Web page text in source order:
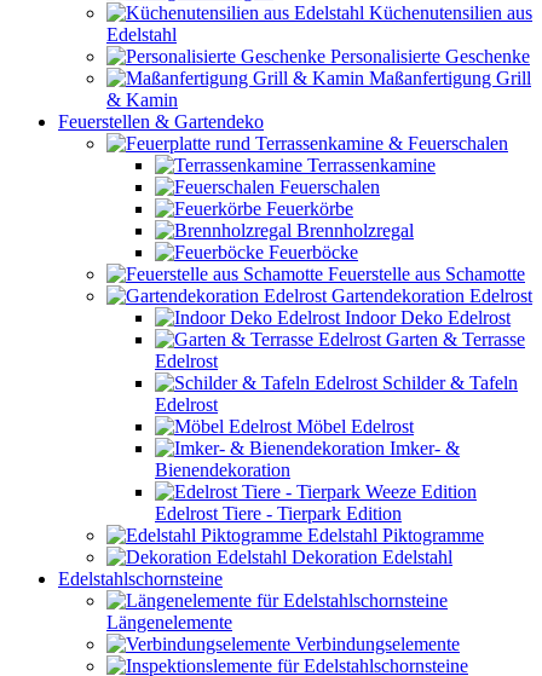
Küchenutensilien aus
Edelstahl
Personalisierte Geschenke
Maßanfertigung Grill
& Kamin
Feuerstellen & Gartendeko
Terrassenkamine & Feuerschalen
Terrassenkamine
Feuerschalen
Feuerkörbe
Brennholzregal
Feuerböcke
Feuerstelle aus Schamotte
Gartendekoration Edelrost
Indoor Deko Edelrost
Garten & Terrasse
Edelrost
Schilder & Tafeln
Edelrost
Möbel Edelrost
Imker- &
Bienendekoration
Edelrost Tiere - Tierpark Edition
Edelstahl Piktogramme
Dekoration Edelstahl
Edelstahlschornsteine
Längenelemente
Verbindungselemente